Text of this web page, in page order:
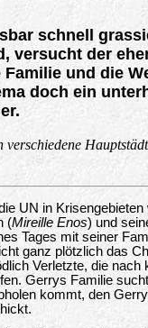
schnell
versucht der
Familie und die
doch ein
UN in
(Mireille Enos) und
Tages mit seiner
ganz plötzlich das
Verletzte, die nach
Gerrys Familie
kommt, den